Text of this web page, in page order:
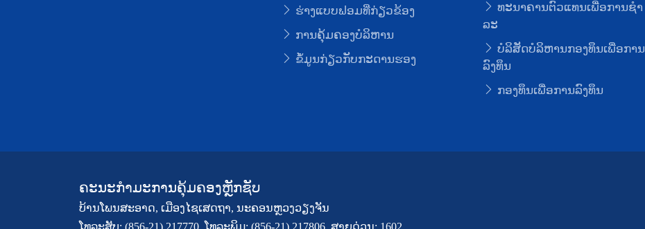
ຮ່າງແບບຟອມທີ່ກ່ຽວຂ້ອງ
ການຄຸ້ມຄອງບໍລິຫານ
ຂໍ້ມູນກ່ຽວກັບກະດານຮອງ
ທະນາຄານຕົວແທນເພື່ອການຊໍາ
ລະ
ບໍລິສັດບໍລິຫານກອງທຶນເພື່ອການ
ລົງທຶນ
ກອງທຶນເພື່ອການລົງທຶນ
ຄະນະກຳມະການຄຸ້ມຄອງຫຼັກຊັບ
ບ້ານໂພນສະອາດ, ເມືອງໄຊເສດຖາ, ນະຄອນຫຼວງວຽງຈັນ
ໂທລະສັບ: (856-21) 217770, ໂທລະພິມ: (856-21) 217806, ສາຍດ່ວນ: 1602